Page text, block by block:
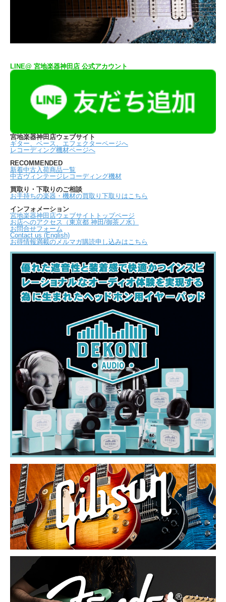
LINE@ 宮地楽器神田店 公式アカウント
宮地楽器神田店ウェブサイト
ギター、ベース、エフェクターページへ
レコーディング機材ページへ
RECOMMENDED
新着中古入荷商品一覧
中古ヴィンテージレコーディング機材
買取り・下取りのご相談
お手持ちの楽器・機材の買取り下取りはこちら
インフォメーション
宮地楽器神田店ウェブサイトトップページ
お店へのアクセス（東京都 神田/御茶ノ水）
お問合せフォーム
Contact us (English)
お得情報満載のメルマガ購読申し込みはこちら